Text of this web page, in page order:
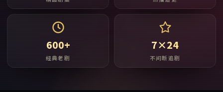
600+
经典老剧
7×24
不间断追剧